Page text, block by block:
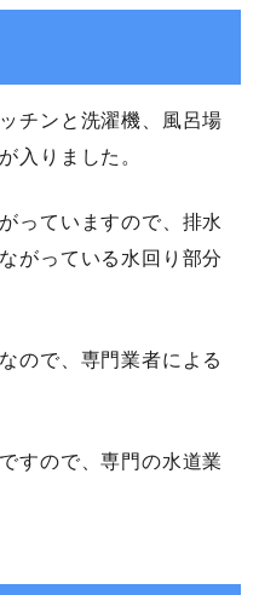
チンと洗濯機、風呂場
入りました。
っていますので、排水
がっている水回り部分
ので、専門業者による
すので、専門の水道業